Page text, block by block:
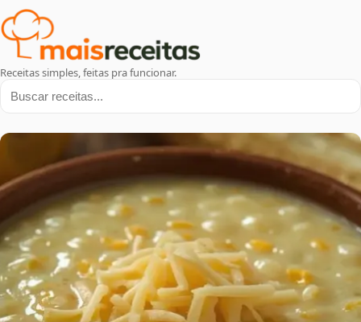
Receitas simples, feitas pra funcionar.
Buscar receitas